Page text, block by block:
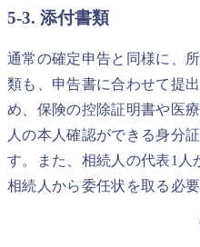
5-3. 添付書類
通常の確定申告と同様に、
類も、申告書に合わせて提
め、保険の控除証明書や医
人の本人確認ができる身分
す。また、相続人の代表1人
相続人から委任状を取る必要